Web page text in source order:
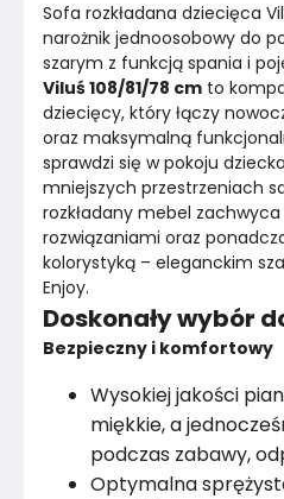
Powierzchnia spania
Konstrukcja szkieletu
Rodzaj tkaniny
Styl
Wysokość nóżek
Kolor
Kolor nóżek
Rodzaj tkaniny
Pomieszczenie
Sofa rozkładana dziecięca
narożnik jednoosobowy do
szarym z funkcją spania i
Viluś 108/81/78 cm to
dziecięcy, który łączy
oraz maksymalną
sprawdzi się w pokoju
mniejszych przestrzeniach
rozkładany mebel
rozwiązaniami oraz
kolorystyką – eleganckim
Enjoy.
Doskonały wybór
Bezpieczny i komfortowy
Wysokiej jakości
miękkie, a
podczas zabawy,
Optymalna